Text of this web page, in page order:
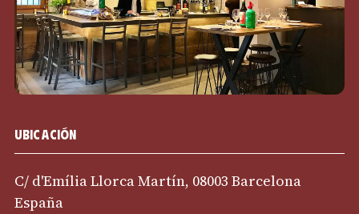
Ubicación
C/ d'Emília Llorca Martín, 08003 Barcelona
España